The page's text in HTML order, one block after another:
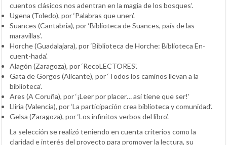
cuentos clásicos nos adentran en la magia de los bosques’.
Ugena (Toledo), por ‘Palabras que unen’.
Suances (Cantabria), por ‘Biblioteca de Suances, país de las
maravillas’.
Horche (Guadalajara), por ‘Biblioteca de Horche: Biblioteca En-
cuent-hada’.
Alagón (Zaragoza), por ‘RecoLECTORES’.
Gata de Gorgos (Alicante), por ‘Todos los caminos llevan a la
biblioteca’.
Ares (A Coruña), por ‘¡Leer por placer… así tiene que ser!’
Lliria (Valencia), por ‘La participación crea biblioteca y comunidad’.
Gelsa (Zaragoza), por ‘Los infinitos verbos del libro’.
La selección se realizó teniendo en cuenta criterios como la
claridad e interés del proyecto para promover la lectura, su